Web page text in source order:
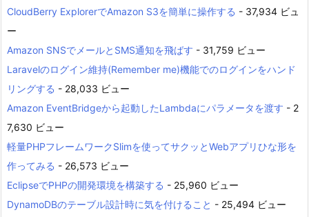
CloudBerry ExplorerでAmazon S3を簡単に操作する - 37,934 ビュ
ー
Amazon SNSでメールとSMS通知を飛ばす - 31,759 ビュー
Laravelのログイン維持(Remember me)機能でのログインをハンド
リングする - 28,033 ビュー
Amazon EventBridgeから起動したLambdaにパラメータを渡す - 2
7,630 ビュー
軽量PHPフレームワークSlimを使ってサクッとWebアプリひな形を
作ってみる - 26,573 ビュー
EclipseでPHPの開発環境を構築する - 25,960 ビュー
DynamoDBのテーブル設計時に気を付けること - 25,494 ビュー